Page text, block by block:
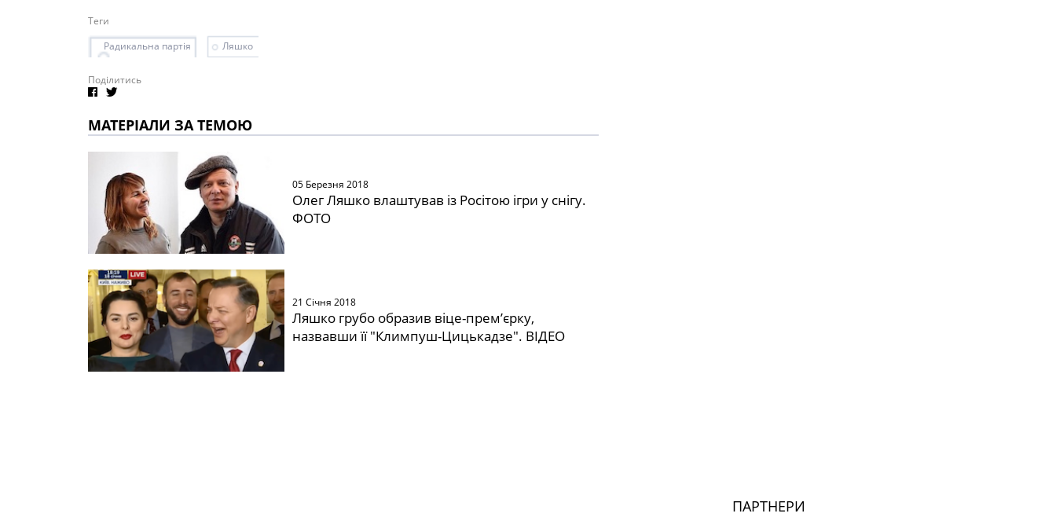
Теги
Радикальна партія
Ляшко
Поділитись
МАТЕРІАЛИ ЗА ТЕМОЮ
05 Березня 2018
Олег Ляшко влаштував із Росітою ігри у снігу.
ФОТО
21 Січня 2018
Ляшко грубо образив віце-прем’єрку,
назвавши її "Климпуш-Цицькадзе". ВІДЕО
ПАРТНЕРИ